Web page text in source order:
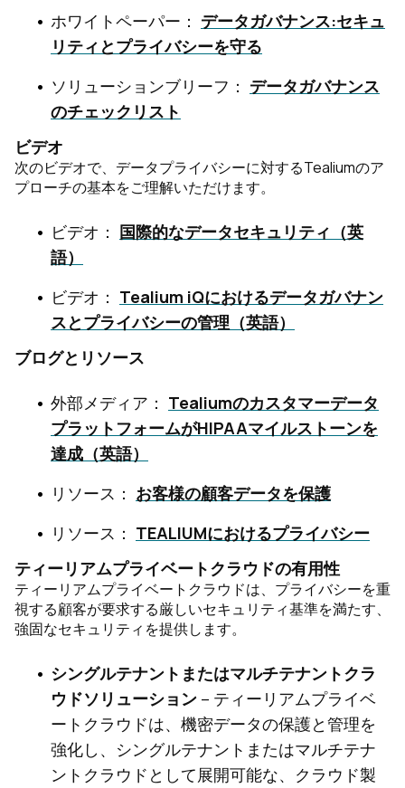
ホワイトペーパー： データガバナンス:セキュ
リティとプライバシーを守る
ソリューションブリーフ： データガバナンス
のチェックリスト
ビデオ
次のビデオで、データプライバシーに対するTealiumのア
プローチの基本をご理解いただけます。
ビデオ： 国際的なデータセキュリティ（英
語）
ビデオ： Tealium iQにおけるデータガバナン
スとプライバシーの管理（英語）
ブログとリソース
外部メディア： Tealiumのカスタマーデータ
プラットフォームがHIPAAマイルストーンを
達成（英語）
リソース： お客様の顧客データを保護
リソース： TEALIUMにおけるプライバシー
ティーリアムプライベートクラウドの有用性
ティーリアムプライベートクラウドは、プライバシーを重
視する顧客が要求する厳しいセキュリティ基準を満たす、
強固なセキュリティを提供します。
シングルテナントまたはマルチテナントクラ
ウドソリューション – ティーリアムプライベ
ートクラウドは、機密データの保護と管理を
強化し、シングルテナントまたはマルチテナ
ントクラウドとして展開可能な、クラウド製